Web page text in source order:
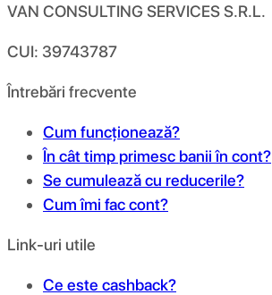
VAN CONSULTING SERVICES S.R.L.
CUI: 39743787
Întrebări frecvente
Cum funcționează?
În cât timp primesc banii în cont?
Se cumulează cu reducerile?
Cum îmi fac cont?
Link-uri utile
Ce este cashback?